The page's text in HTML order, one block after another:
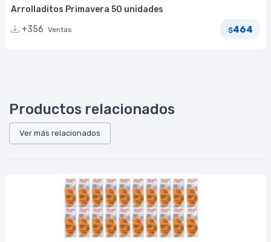
Arrolladitos Primavera 50 unidades
+356 Ventas $464
Productos relacionados
Ver más relacionados